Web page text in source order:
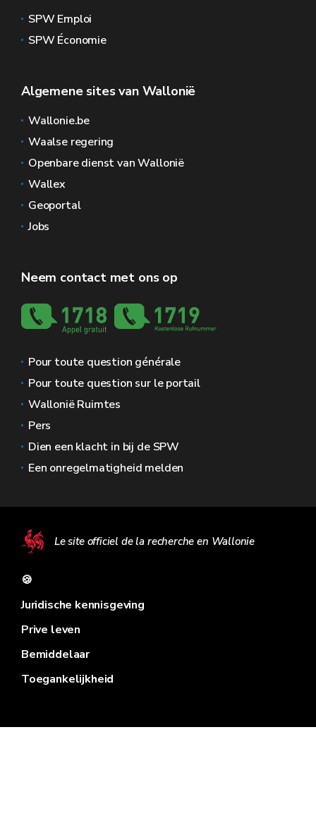
SPW Emploi
SPW Économie
Algemene sites van Wallonië
Wallonie.be
Waalse regering
Openbare dienst van Wallonië
Wallex
Geoportal
Jobs
Neem contact met ons op
Pour toute question générale
Pour toute question sur le portail
Wallonië Ruimtes
Pers
Dien een klacht in bij de SPW
Een onregelmatigheid melden
Le site officiel de la recherche en Wallonie
🍪
Juridische kennisgeving
Prive leven
Bemiddelaar
Toegankelijkheid